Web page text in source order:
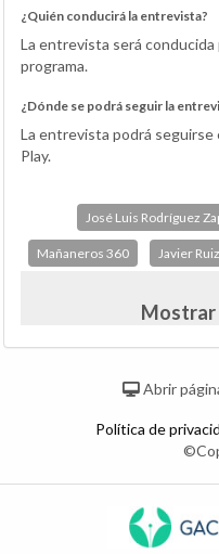
¿Quién conducirá la entrevista?
La entrevista será
programa.
¿Dónde se podrá seguir la
La entrevista podrá seguirse
Play.
José Luis Rodríguez
Mañaneros 360 Javier Ruiz
Mostrar
Abrir
Política de